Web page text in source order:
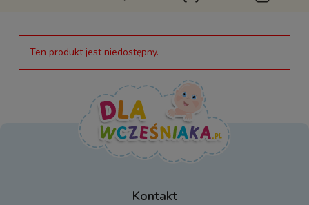
Ten produkt jest niedostępny.
Kontakt